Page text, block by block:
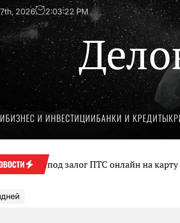
2026 2:03:22 PM
БИЗНЕС И ИНВЕСТИЦИИБАНКИ И КРЕДИТЫ
под залог ПТС онлайн на карту